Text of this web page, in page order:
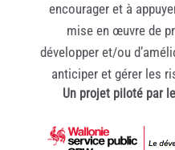
encourager et à
mise en œuvre de
développer et/ou
anticiper et gérer les
Un projet piloté par le